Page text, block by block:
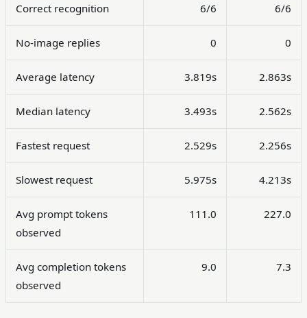
Correct recognition 6/6 6/6
No-image replies 0 0
Average latency 3.819s 2.863s
Median latency 3.493s 2.562s
Fastest request 2.529s 2.256s
Slowest request 5.975s 4.213s
Avg prompt tokens
observed
111.0 227.0
Avg completion tokens
observed
9.0 7.3